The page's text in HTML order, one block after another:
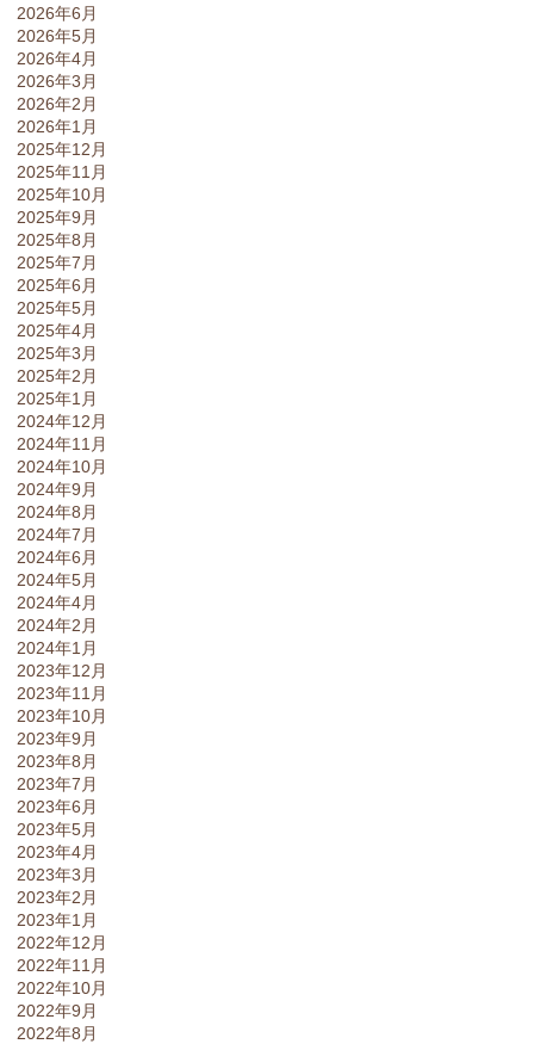
2026年6月
2026年5月
2026年4月
2026年3月
2026年2月
2026年1月
2025年12月
2025年11月
2025年10月
2025年9月
2025年8月
2025年7月
2025年6月
2025年5月
2025年4月
2025年3月
2025年2月
2025年1月
2024年12月
2024年11月
2024年10月
2024年9月
2024年8月
2024年7月
2024年6月
2024年5月
2024年4月
2024年2月
2024年1月
2023年12月
2023年11月
2023年10月
2023年9月
2023年8月
2023年7月
2023年6月
2023年5月
2023年4月
2023年3月
2023年2月
2023年1月
2022年12月
2022年11月
2022年10月
2022年9月
2022年8月